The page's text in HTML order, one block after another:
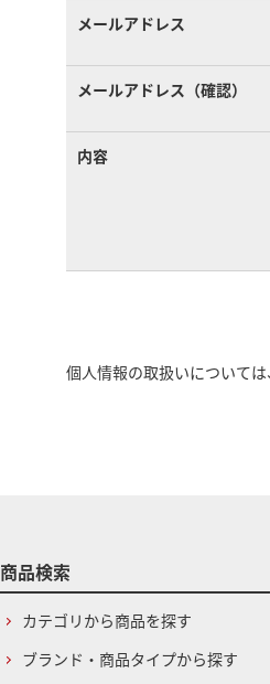
メールアドレス
メールアドレス（確認）
内容
個人情報の取扱いについて
商品検索
カテゴリから商品を探す
ブランド・商品タイプから探す